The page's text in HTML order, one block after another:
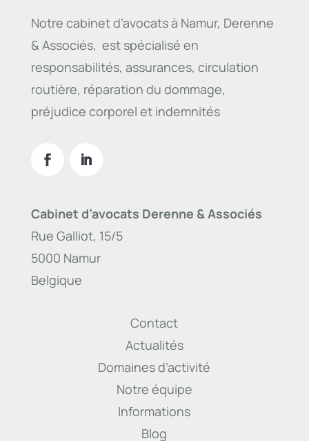
Notre cabinet d’avocats à Namur, Derenne
& Associés, est spécialisé en
responsabilités, assurances, circulation
routière, réparation du dommage,
préjudice corporel et indemnités
Cabinet d’avocats Derenne & Associés
Rue Galliot, 15/5
5000 Namur
Belgique
Contact
Actualités
Domaines d’activité
Notre équipe
Informations
Blog